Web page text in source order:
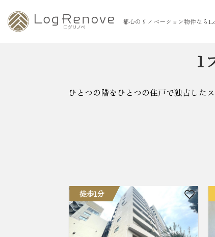
都心のリノベーション物件なら
1
ひとつの階をひとつの住戸で独占した
徒歩1分